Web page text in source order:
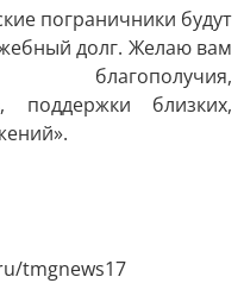
пограничники будут
долг. Желаю вам
благополучия,
поддержки близких,
tmgnews17